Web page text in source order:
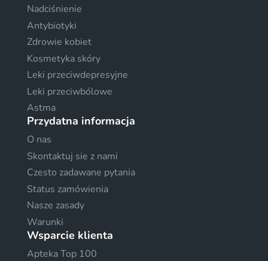
Nadciśnienie
Antybiotyki
Zdrowie kobiet
Kosmetyka skóry
Leki przeciwdepresyjne
Leki przeciwbólowe
Astma
Przydatna informacja
O nas
Skontaktuj sie z nami
Czesto zadawane pytania
Status zamówienia
Nasze zasady
Warunki
Wsparcie klienta
Apteka Top 100